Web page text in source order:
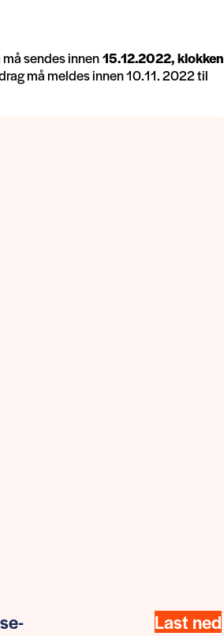
sendes innen15.12.2022, klokken
må meldes innen 10.11. 2022 til
Last ned